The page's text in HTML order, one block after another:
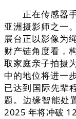
正在传感器手
亚洲摄影师之一
展台正以影像为
财产链角度看，
取家庭亲子拍摄
中的地位将进一
已达到国际先辈
题。边缘智能处
2025 年将冲破